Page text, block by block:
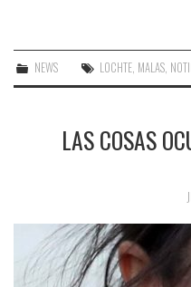
NEWS LOCHTE, MALAS,
LAS COSAS